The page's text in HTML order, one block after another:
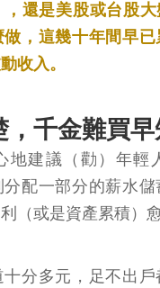
，還是美股或台股
，這幾十年間早
收入。
，千金難買
地建議（勸）年輕
配一部分的薪水
（或是資產累積）愈
分多元，足不出